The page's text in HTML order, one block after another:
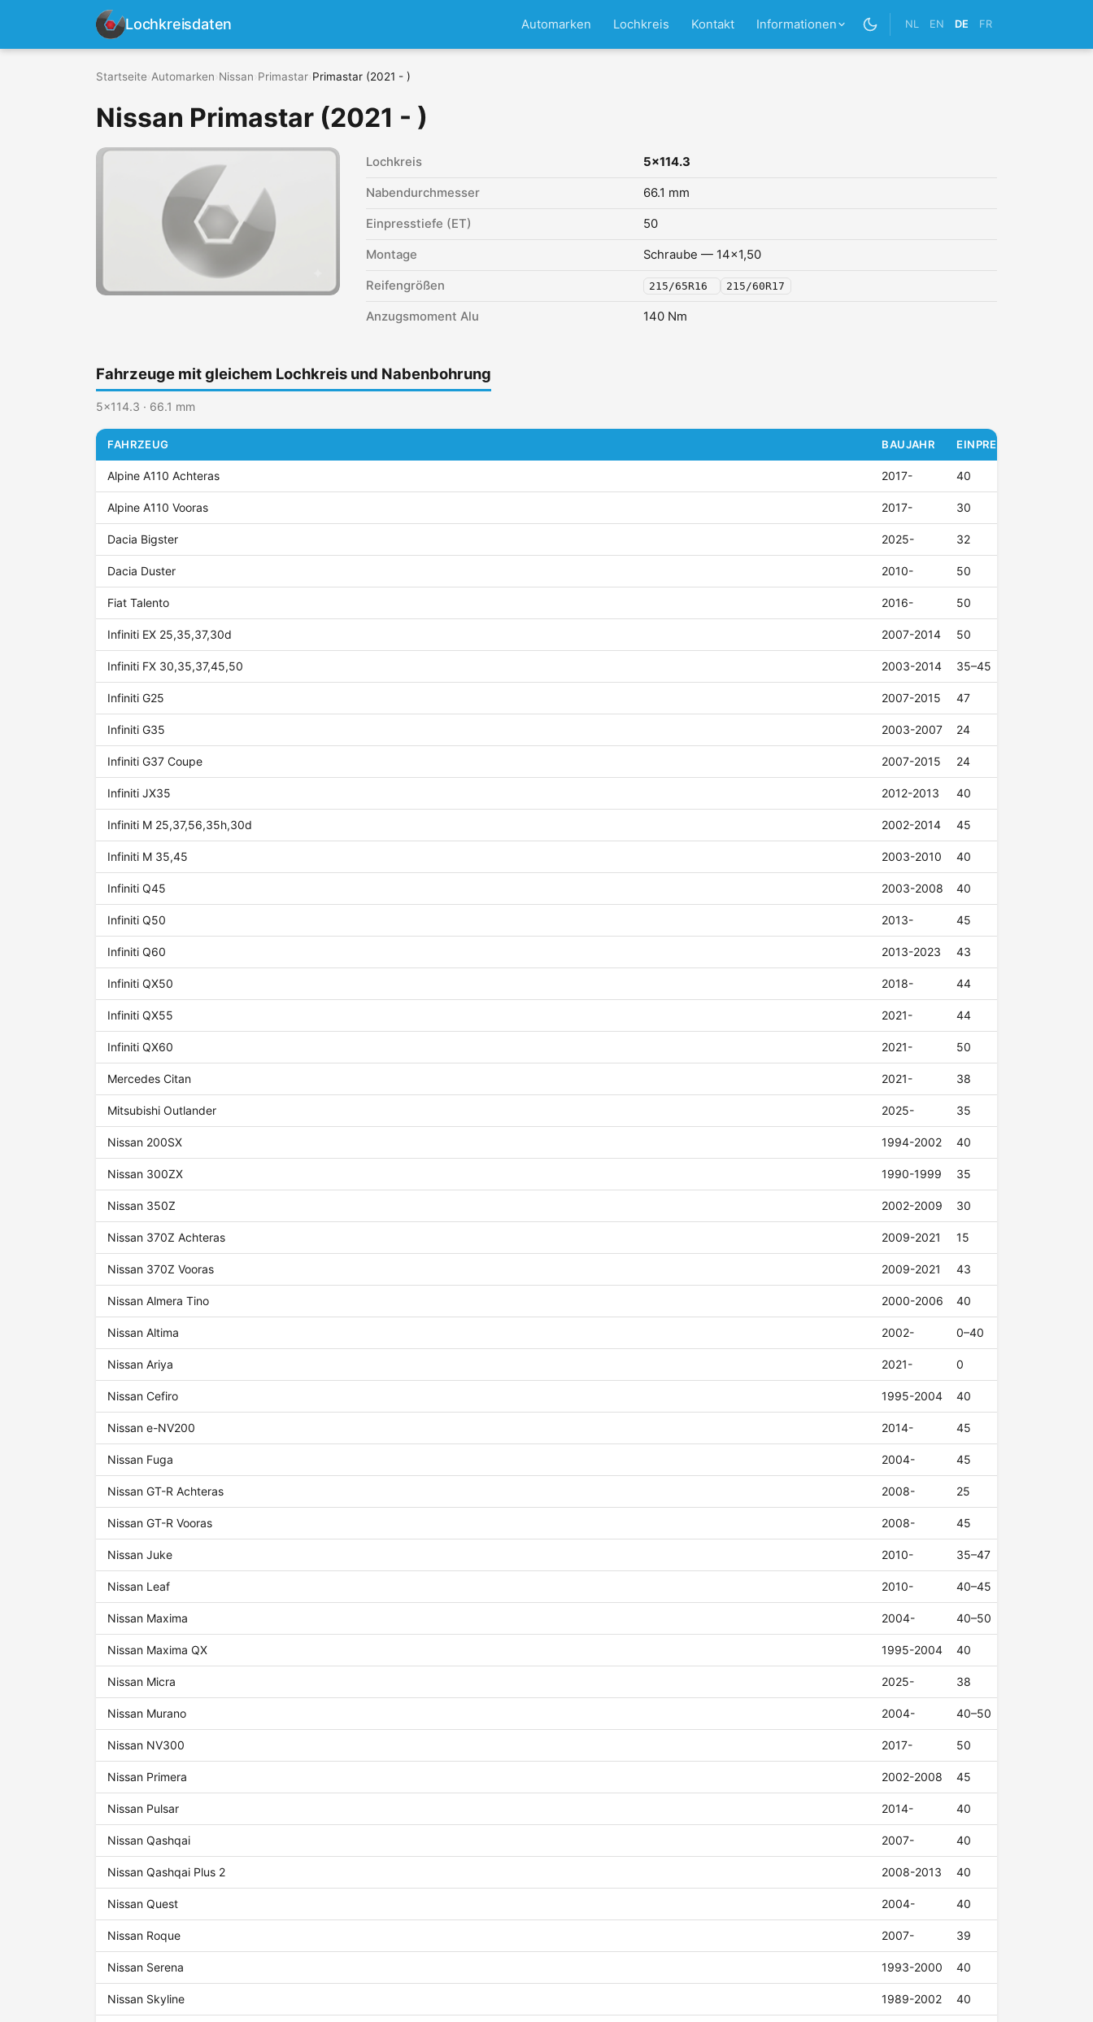
Lochkreisdaten Automarken Lochkreis Kontakt Informationen NL EN DE FR
Startseite Automarken Nissan Primastar Primastar (2021 - )
Nissan Primastar (2021 - )
Lochkreis 5x114.3
Nabendurchmesser 66.1 mm
Einpresstiefe (ET) 50
Montage Schraube — 14x1,50
Reifengrößen 215/65R16 215/60R17
Anzugsmoment Alu 140 Nm
Fahrzeuge mit gleichem Lochkreis und Nabenbohrung
5x114.3 · 66.1 mm
FAHRZEUG BAUJAHR EINPRESSTIEFE (ET)
Alpine A110 Achteras 2017- 40
Alpine A110 Vooras 2017- 30
Dacia Bigster 2025- 32
Dacia Duster 2010- 50
Fiat Talento 2016- 50
Infiniti EX 25,35,37,30d 2007-2014 50
Infiniti FX 30,35,37,45,50 2003-2014 35–45
Infiniti G25 2007-2015 47
Infiniti G35 2003-2007 24
Infiniti G37 Coupe 2007-2015 24
Infiniti JX35 2012-2013 40
Infiniti M 25,37,56,35h,30d 2002-2014 45
Infiniti M 35,45 2003-2010 40
Infiniti Q45 2003-2008 40
Infiniti Q50 2013- 45
Infiniti Q60 2013-2023 43
Infiniti QX50 2018- 44
Infiniti QX55 2021- 44
Infiniti QX60 2021- 50
Mercedes Citan 2021- 38
Mitsubishi Outlander 2025- 35
Nissan 200SX 1994-2002 40
Nissan 300ZX 1990-1999 35
Nissan 350Z 2002-2009 30
Nissan 370Z Achteras 2009-2021 15
Nissan 370Z Vooras 2009-2021 43
Nissan Almera Tino 2000-2006 40
Nissan Altima 2002- 0–40
Nissan Ariya 2021- 0
Nissan Cefiro 1995-2004 40
Nissan e-NV200 2014- 45
Nissan Fuga 2004- 45
Nissan GT-R Achteras 2008- 25
Nissan GT-R Vooras 2008- 45
Nissan Juke 2010- 35–47
Nissan Leaf 2010- 40–45
Nissan Maxima 2004- 40–50
Nissan Maxima QX 1995-2004 40
Nissan Micra 2025- 38
Nissan Murano 2004- 40–50
Nissan NV300 2017- 50
Nissan Primera 2002-2008 45
Nissan Pulsar 2014- 40
Nissan Qashqai 2007- 40
Nissan Qashqai Plus 2 2008-2013 40
Nissan Quest 2004- 40
Nissan Roque 2007- 39
Nissan Serena 1993-2000 40
Nissan Skyline 1989-2002 40